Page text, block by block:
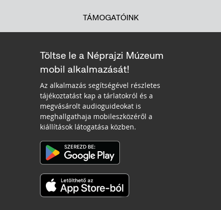
TÁMOGATÓINK
Töltse le a Néprajzi Múzeum
mobil alkalmazását!
Az alkalmazás segítségével részletes
tájékoztatást kap a tárlatokról és a
megvásárolt audioguideokat is
meghallgathaja mobileszközéről a
kiállítások látogatása közben.